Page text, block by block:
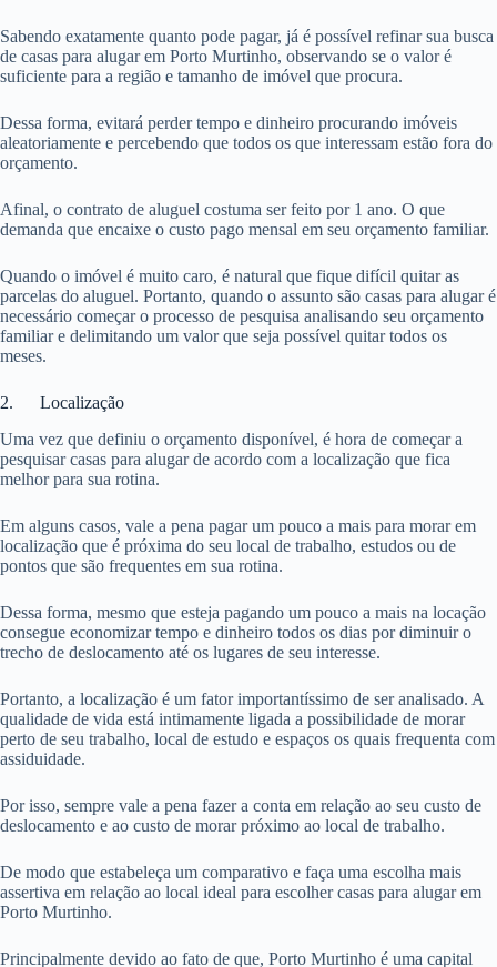
Sabendo exatamente quanto pode pagar, já é possível refinar sua busca
de casas para alugar em Porto Murtinho, observando se o valor é
suficiente para a região e tamanho de imóvel que procura.
Dessa forma, evitará perder tempo e dinheiro procurando imóveis
aleatoriamente e percebendo que todos os que interessam estão fora do
orçamento.
Afinal, o contrato de aluguel costuma ser feito por 1 ano. O que
demanda que encaixe o custo pago mensal em seu orçamento familiar.
Quando o imóvel é muito caro, é natural que fique difícil quitar as
parcelas do aluguel. Portanto, quando o assunto são casas para alugar é
necessário começar o processo de pesquisa analisando seu orçamento
familiar e delimitando um valor que seja possível quitar todos os
meses.
2. Localização
Uma vez que definiu o orçamento disponível, é hora de começar a
pesquisar casas para alugar de acordo com a localização que fica
melhor para sua rotina.
Em alguns casos, vale a pena pagar um pouco a mais para morar em
localização que é próxima do seu local de trabalho, estudos ou de
pontos que são frequentes em sua rotina.
Dessa forma, mesmo que esteja pagando um pouco a mais na locação
consegue economizar tempo e dinheiro todos os dias por diminuir o
trecho de deslocamento até os lugares de seu interesse.
Portanto, a localização é um fator importantíssimo de ser analisado. A
qualidade de vida está intimamente ligada a possibilidade de morar
perto de seu trabalho, local de estudo e espaços os quais frequenta com
assiduidade.
Por isso, sempre vale a pena fazer a conta em relação ao seu custo de
deslocamento e ao custo de morar próximo ao local de trabalho.
De modo que estabeleça um comparativo e faça uma escolha mais
assertiva em relação ao local ideal para escolher casas para alugar em
Porto Murtinho.
Principalmente devido ao fato de que, Porto Murtinho é uma capital